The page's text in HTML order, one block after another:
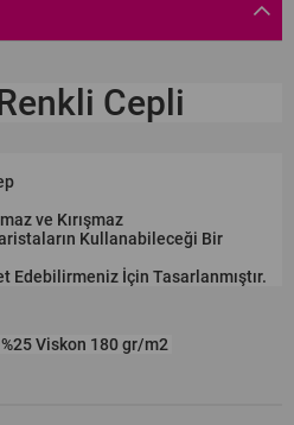
Cepli
ve Kırışmaz
Kullanabileceği Bir
Edebilirmeniz İçin Tasarlanmıştır.
Viskon 180 gr/m2